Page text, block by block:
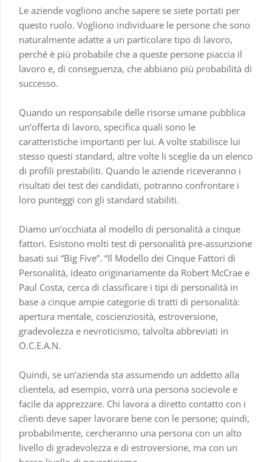
Le aziende vogliono anche sapere se siete portati per
questo ruolo. Vogliono individuare le persone che sono
naturalmente adatte a un particolare tipo di lavoro,
perché è più probabile che a queste persone piaccia il
lavoro e, di conseguenza, che abbiano più probabilità di
successo.
Quando un responsabile delle risorse umane pubblica
un’offerta di lavoro, specifica quali sono le
caratteristiche importanti per lui. A volte stabilisce lui
stesso questi standard, altre volte li sceglie da un elenco
di profili prestabiliti. Quando le aziende riceveranno i
risultati dei test dei candidati, potranno confrontare i
loro punteggi con gli standard stabiliti.
Diamo un’occhiata al modello di personalità a cinque
fattori. Esistono molti test di personalità pre-assunzione
basati sui “Big Five”. “Il Modello dei Cinque Fattori di
Personalità, ideato originariamente da Robert McCrae e
Paul Costa, cerca di classificare i tipi di personalità in
base a cinque ampie categorie di tratti di personalità:
apertura mentale, coscienziosità, estroversione,
gradevolezza e nevroticismo, talvolta abbreviati in
O.C.E.A.N.
Quindi, se un’azienda sta assumendo un addetto alla
clientela, ad esempio, vorrà una persona socievole e
facile da apprezzare. Chi lavora a diretto contatto con i
clienti deve saper lavorare bene con le persone; quindi,
probabilmente, cercheranno una persona con un alto
livello di gradevolezza e di estroversione, ma con un